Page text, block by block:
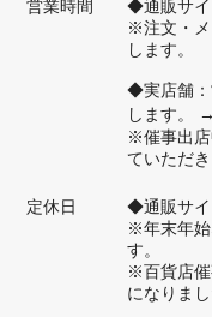
2025/09/
20年ほど前に中津のお店
長年お世話になっていま
営業時間
◆通販サイ
※注文・メ
します。
◆実店舗：
します。
※催事出店
ていただき
定休日
◆通販サイ
※年末年始
す。
※百貨店催
になりまし